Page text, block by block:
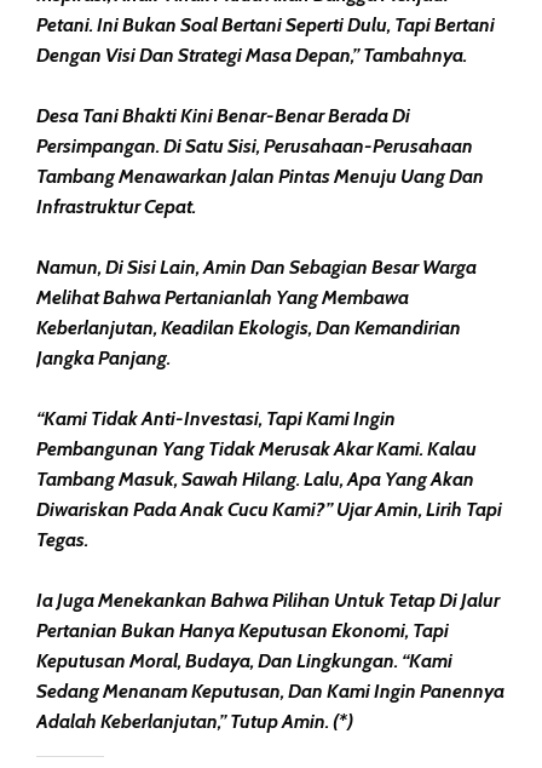
Petani. Ini Bukan Soal Bertani Seperti Dulu, Tapi Bertani
Dengan Visi Dan Strategi Masa Depan,” Tambahnya.
Desa Tani Bhakti Kini Benar-Benar Berada Di
Persimpangan. Di Satu Sisi, Perusahaan-Perusahaan
Tambang Menawarkan Jalan Pintas Menuju Uang Dan
Infrastruktur Cepat.
Namun, Di Sisi Lain, Amin Dan Sebagian Besar Warga
Melihat Bahwa Pertanianlah Yang Membawa
Keberlanjutan, Keadilan Ekologis, Dan Kemandirian
Jangka Panjang.
“Kami Tidak Anti-Investasi, Tapi Kami Ingin
Pembangunan Yang Tidak Merusak Akar Kami. Kalau
Tambang Masuk, Sawah Hilang. Lalu, Apa Yang Akan
Diwariskan Pada Anak Cucu Kami?” Ujar Amin, Lirih Tapi
Tegas.
Ia Juga Menekankan Bahwa Pilihan Untuk Tetap Di Jalur
Pertanian Bukan Hanya Keputusan Ekonomi, Tapi
Keputusan Moral, Budaya, Dan Lingkungan. “Kami
Sedang Menanam Keputusan, Dan Kami Ingin Panennya
Adalah Keberlanjutan,” Tutup Amin. (*)